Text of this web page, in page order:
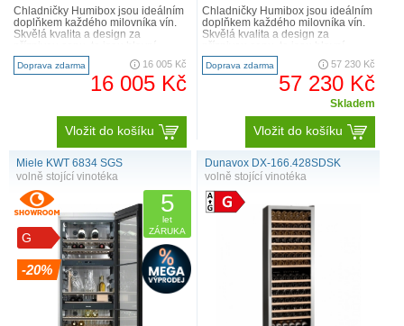
Chladničky Humibox jsou ideálním
doplňkem každého milovníka vín.
Skvělá kvalita a design za
charakteristiky naší značky..
Doprava zdarma 16 005 Kč
16 005 Kč
Vložit do košíku
Chladničky Humibox jsou ideálním
doplňkem každého milovníka vín.
Skvělá kvalita a design za
charakteristiky naší značky..
Doprava zdarma 57 230 Kč
57 230 Kč
Skladem
Vložit do košíku
Miele KWT 6834 SGS
volně stojící vinotéka
G
-20%
5
let
ZÁRUKA
Dunavox DX-166.428SDSK
volně stojící vinotéka